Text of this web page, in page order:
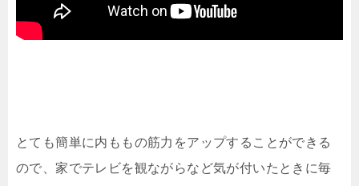
とても簡単に内ももの筋力をアップすることができる
ので、家でテレビを観ながらなど気が付いたときに毎